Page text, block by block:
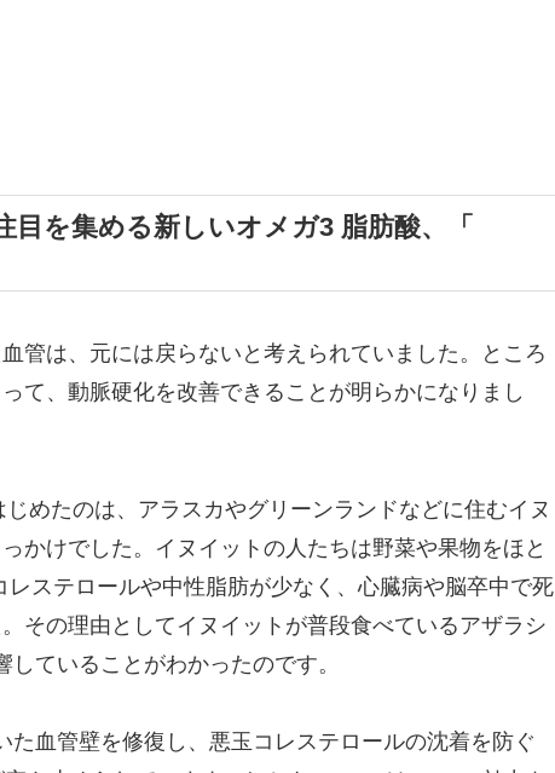
を集める新しいオメガ3 脂肪酸、「
管は、元には戻らないと考えられていました。ところ
て、動脈硬化を改善できることが明らかになりまし
めたのは、アラスカやグリーンランドなどに住むイヌ
かけでした。イヌイットの人たちは野菜や果物をほと
ステロールや中性脂肪が少なく、心臓病や脳卒中で死
その理由としてイヌイットが普段食べているアザラシ
ていることがわかったのです。
た血管壁を修復し、悪玉コレステロールの沈着を防ぐ